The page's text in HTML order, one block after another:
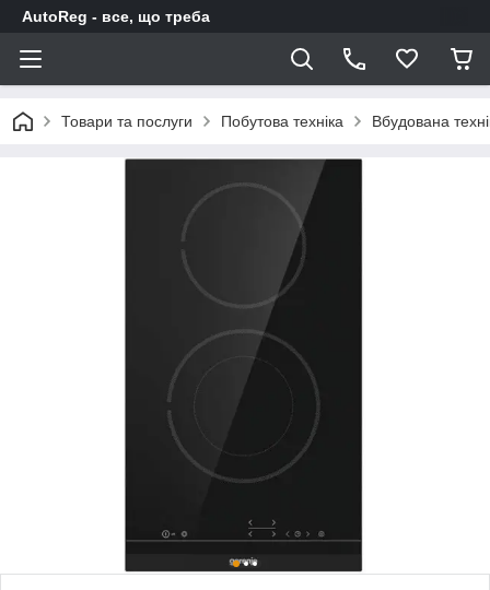
AutoReg - все, що треба
Товари та послуги Побутова техніка Вбудована